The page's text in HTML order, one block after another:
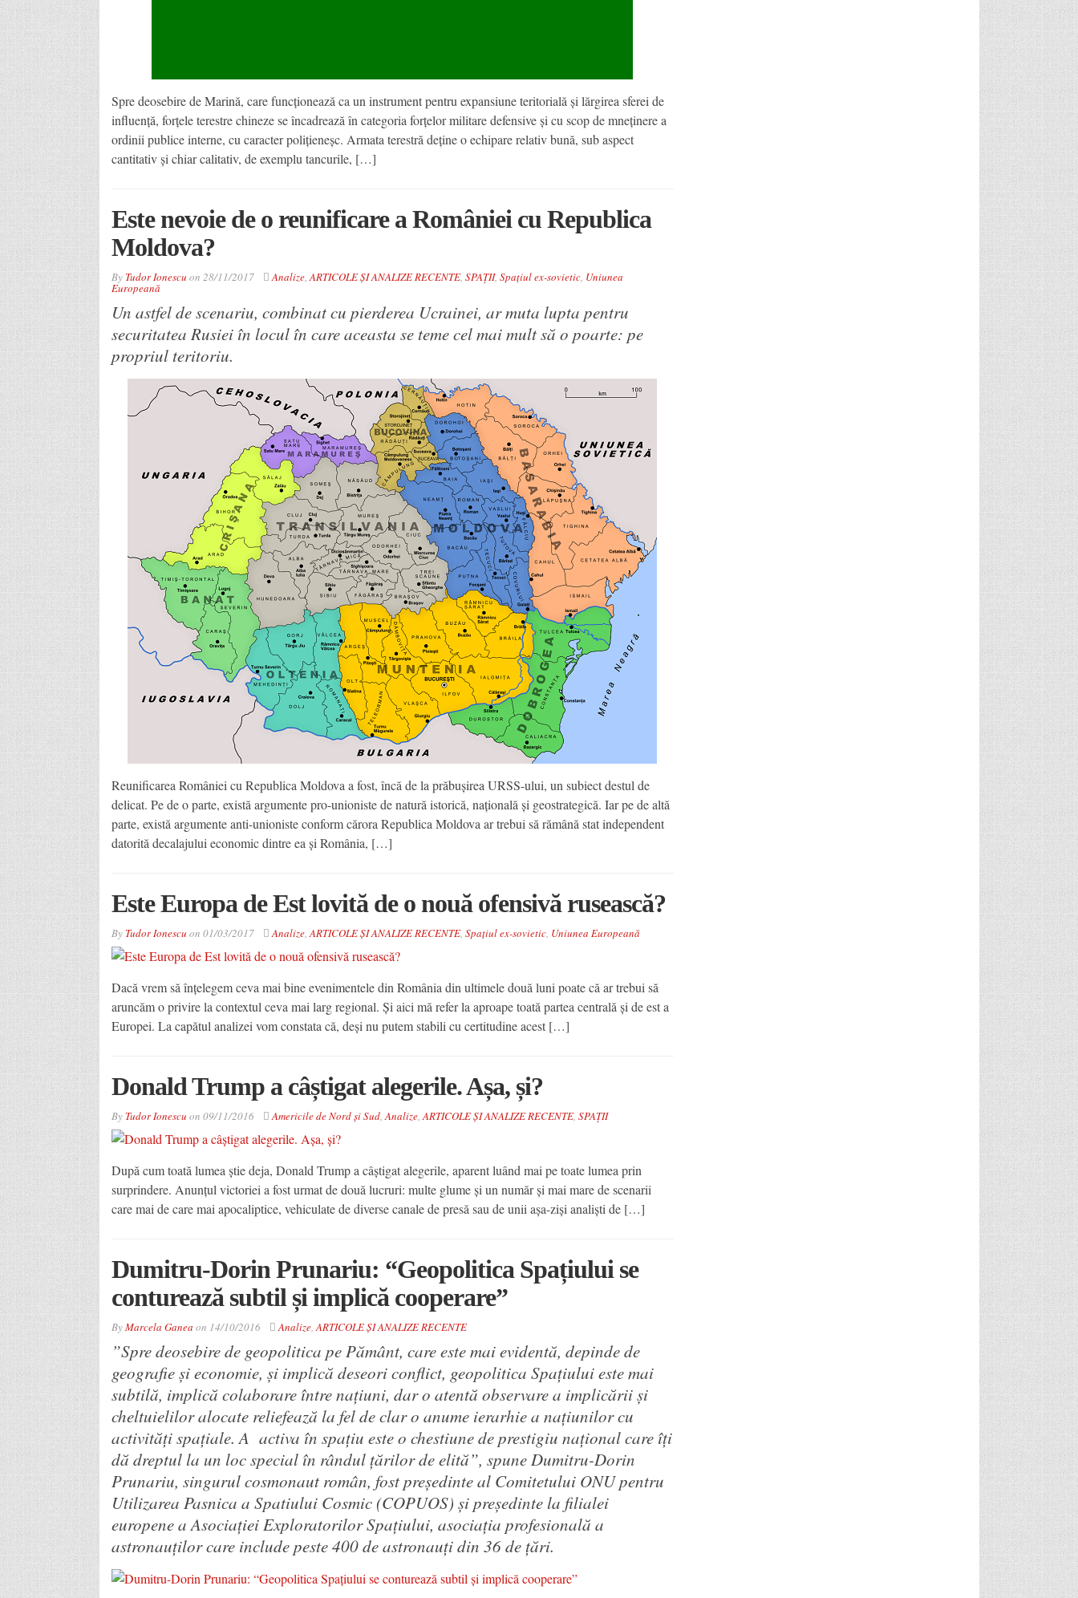
Spre deosebire de Marină, care funcționează ca un instrument pentru expansiune teritorială și lărgirea sferei de
influență, forțele terestre chineze se încadrează în categoria forțelor militare defensive și cu scop de mneținere a
ordinii publice interne, cu caracter polițieneșc. Armata terestră deține o echipare relativ bună, sub aspect
cantitativ și chiar calitativ, de exemplu tancurile, […]
Este nevoie de o reunificare a României cu Republica
Moldova?
By Tudor Ionescu on 28/11/2017 Analize,ARTICOLE ȘI ANALIZE RECENTE, SPAȚII, Spațiul ex-sovietic, Uniunea
Europeană
Un astfel de scenariu, combinat cu pierderea Ucrainei, ar muta lupta pentru
securitatea Rusiei în locul în care aceasta se teme cel mai mult să o poarte: pe
propriul teritoriu.
Reunificarea României cu Republica Moldova a fost, încă de la prăbușirea URSS-ului, un subiect destul de
delicat. Pe de o parte, există argumente pro-unioniste de natură istorică, națională și geostrategică. Iar pe de altă
parte, există argumente anti-unioniste conform cărora Republica Moldova ar trebui să rămână stat independent
datorită decalajului economic dintre ea și România, […]
Este Europa de Est lovită de o nouă ofensivă rusească?
By Tudor Ionescu on 01/03/2017 Analize,ARTICOLE ȘI ANALIZE RECENTE, Spațiul ex-sovietic, Uniunea Europeană
Dacă vrem să înțelegem ceva mai bine evenimentele din România din ultimele două luni poate că ar trebui să
aruncăm o privire la contextul ceva mai larg regional. Și aici mă refer la aproape toată partea centrală și de est a
Europei. La capătul analizei vom constata că, deși nu putem stabili cu certitudine acest […]
Donald Trump a câștigat alegerile. Așa, și?
By Tudor Ionescu on 09/11/2016 Americile de Nord și Sud,Analize,ARTICOLE ȘI ANALIZE RECENTE, SPAȚII
După cum toată lumea știe deja, Donald Trump a câștigat alegerile, aparent luând mai pe toate lumea prin
surprindere. Anunțul victoriei a fost urmat de două lucruri: multe glume și un număr și mai mare de scenarii
care mai de care mai apocaliptice, vehiculate de diverse canale de presă sau de unii așa-ziși analiști de […]
Dumitru-Dorin Prunariu: “Geopolitica Spațiului se
conturează subtil și implică cooperare”
ByMarcela Ganea on 14/10/2016 Analize,ARTICOLE ȘI ANALIZE RECENTE
”Spre deosebire de geopolitica pe Pământ, care este mai evidentă, depinde de
geografie și economie, și implică deseori conflict, geopolitica Spațiului este mai
subtilă, implică colaborare între națiuni, dar o atentă observare a implicării și
cheltuielilor alocate reliefează la fel de clar o anume ierarhie a națiunilor cu
activități spațiale. A activa în spațiu este o chestiune de prestigiu național care îți
dă dreptul la un loc special în rândul țărilor de elită”, spune Dumitru-Dorin
Prunariu, singurul cosmonaut român, fost președinte al Comitetului ONU pentru
Utilizarea Pasnica a Spatiului Cosmic (COPUOS) și președinte la filialei
europene a Asociației Exploratorilor Spațiului, asociația profesională a
astronauților care include peste 400 de astronauți din 36 de țări.